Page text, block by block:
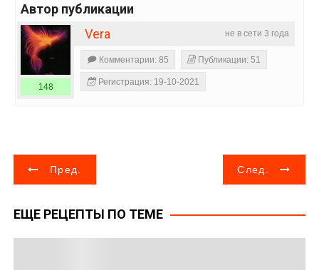
Автор публикации
не в сети 3 года
Vera
148
Комментарии: 85 Публикации: 51
Регистрация: 19-10-2021
Н
в
Пред. След.
ЕЩЕ РЕЦЕПТЫ ПО ТЕМЕ